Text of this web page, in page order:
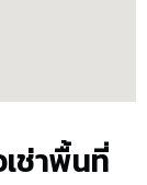
ช่าพื้นที่